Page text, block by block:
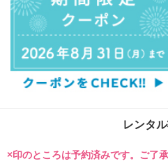
レンタ
×印のところは予約済みです。ご了承